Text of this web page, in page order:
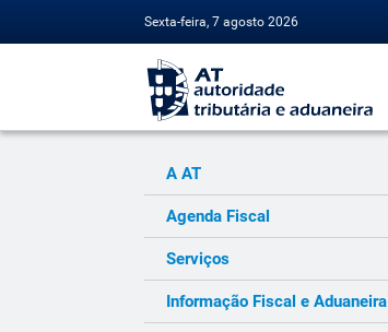
Sexta-feira, 7 agosto 2026
A AT
Agenda Fiscal
Serviços
Informação Fiscal e Aduaneira